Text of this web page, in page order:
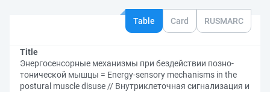
Table Card RUSMARC
Title
Энергосенсорные механизмы при бездействии позно-
тонической мышцы = Energy-sensory mechanisms in the
postural muscle disuse // Внутриклеточная сигнализация и